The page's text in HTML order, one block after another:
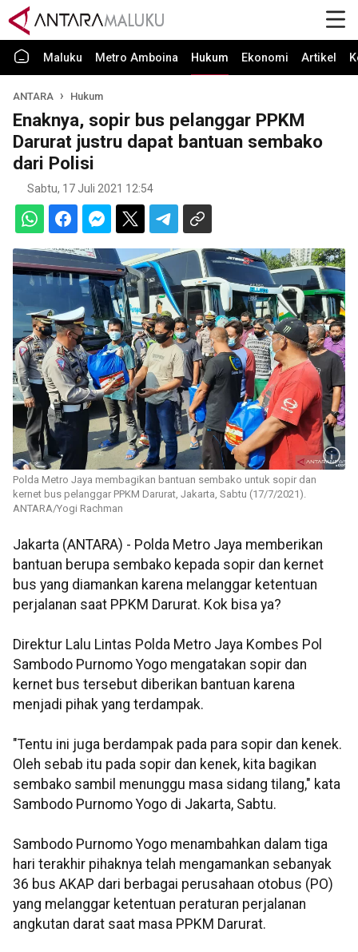
Maluku Metro Amboina Hukum Ekonomi Artikel
ANTARA Hukum
Enaknya, sopir bus pelanggar PPKM
Darurat justru dapat bantuan sembako
dari Polisi
Sabtu, 17 Juli 2021 12:54
Polda Metro Jaya membagikan bantuan sembako untuk sopir dan
kernet bus pelanggar PPKM Darurat, Jakarta, Sabtu (17/7/2021).
ANTARA/Yogi Rachman
Jakarta (ANTARA) - Polda Metro Jaya memberikan
bantuan berupa sembako kepada sopir dan kernet
bus yang diamankan karena melanggar ketentuan
perjalanan saat PPKM Darurat. Kok bisa ya?
Direktur Lalu Lintas Polda Metro Jaya Kombes Pol
Sambodo Purnomo Yogo mengatakan sopir dan
kernet bus tersebut diberikan bantuan karena
menjadi pihak yang terdampak.
"Tentu ini juga berdampak pada para sopir dan kenek.
Oleh sebab itu pada sopir dan kenek, kita bagikan
sembako sambil menunggu masa sidang tilang," kata
Sambodo Purnomo Yogo di Jakarta, Sabtu.
Sambodo Purnomo Yogo menambahkan dalam tiga
hari terakhir pihaknya telah mengamankan sebanyak
36 bus AKAP dari berbagai perusahaan otobus (PO)
yang melanggar ketentuan peraturan perjalanan
angkutan darat saat masa PPKM Darurat.